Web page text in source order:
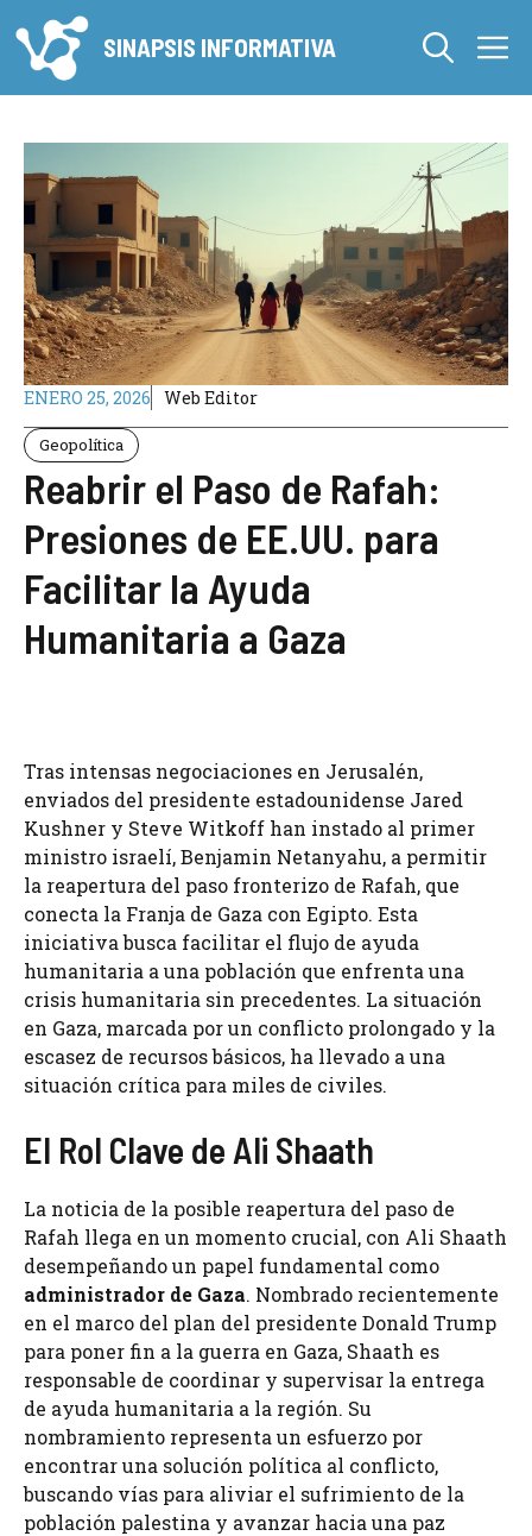
al
contenido
SINAPSIS INFORMATIVA
ENERO 25, 2026 Web Editor
Geopolítica
Reabrir el Paso de Rafah:
Presiones de EE.UU. para
Facilitar la Ayuda
Humanitaria a Gaza
Tras intensas negociaciones en Jerusalén,
enviados del presidente estadounidense Jared
Kushner y Steve Witkoff han instado al primer
ministro israelí, Benjamin Netanyahu, a permitir
la reapertura del paso fronterizo de Rafah, que
conecta la Franja de Gaza con Egipto. Esta
iniciativa busca facilitar el flujo de ayuda
humanitaria a una población que enfrenta una
crisis humanitaria sin precedentes. La situación
en Gaza, marcada por un conflicto prolongado y la
escasez de recursos básicos, ha llevado a una
situación crítica para miles de civiles.
El Rol Clave de Ali Shaath
La noticia de la posible reapertura del paso de
Rafah llega en un momento crucial, con Ali Shaath
desempeñando un papel fundamental como
administrador de Gaza. Nombrado recientemente
en el marco del plan del presidente Donald Trump
para poner fin a la guerra en Gaza, Shaath es
responsable de coordinar y supervisar la entrega
de ayuda humanitaria a la región. Su
nombramiento representa un esfuerzo por
encontrar una solución política al conflicto,
buscando vías para aliviar el sufrimiento de la
población palestina y avanzar hacia una paz